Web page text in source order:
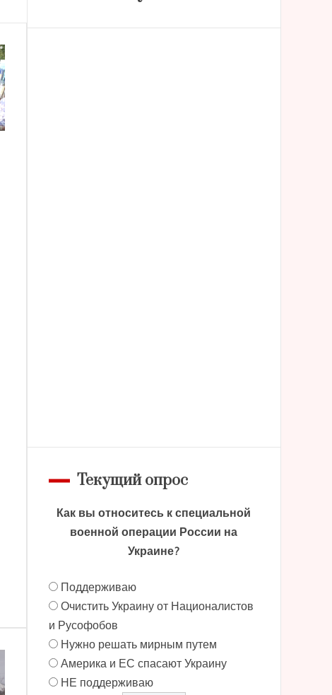
Текущий опрос
Как вы относитесь к специальной
военной операции России на
Украине?
Поддерживаю
Очистить Украину от Националистов
и Русофобов
Нужно решать мирным путем
Америка и ЕС спасают Украину
НЕ поддерживаю